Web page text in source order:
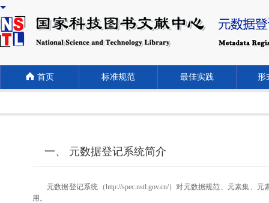
首页 标准规范 最佳实践 形
一、 元数据登记系统简介
元数据登记系统（http://spec.nstl.gov.cn/）对元数据规范、元素集
用。